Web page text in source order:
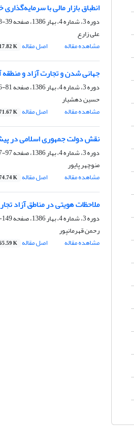
انطباق بازار مالی با
دوره 3، شماره 4، بهار 1386، صفحه
39-68
علی زارع
مشاهده مقاله
اصل مقاله K
جهانی شدن و تجارت آزاد و منطقه
دوره 3، شماره 4، بهار 1386، صفحه
81-96
حسین دهشیار
مشاهده مقاله
اصل مقاله K
نقش دولت جمهوری اسلامی در
دوره 3، شماره 4، بهار 1386، صفحه
97-117
منوچهر پایور
مشاهده مقاله
اصل مقاله K
ملاحظات هویتی در مناطق آزاد
دوره 3، شماره 4، بهار 1386، صفحه
149-170
رحمن قهرمانپور
مشاهده مقاله
اصل مقاله K